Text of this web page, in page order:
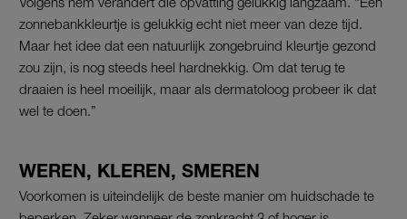
zonnebankkleurtje is gelukkig echt niet meer van deze tijd.
Maar het idee dat een natuurlijk zongebruind kleurtje gezond
zou zijn, is nog steeds heel hardnekkig. Om dat terug te
draaien is heel moeilijk, maar als dermatoloog probeer ik dat
wel te doen.”
WEREN, KLEREN, SMEREN
Voorkomen is uiteindelijk de beste manier om huidschade te